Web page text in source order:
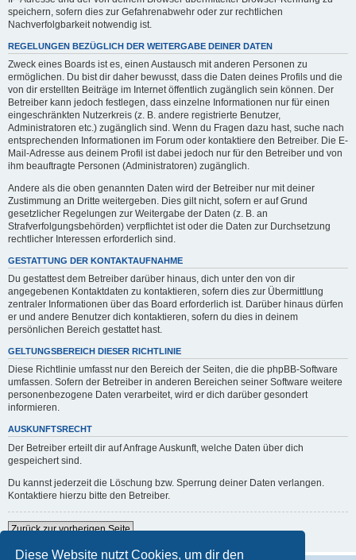
Diese Website nutzt Cookies, um dir den
speichern, sofern dies zur Gefahrenabwehr oder zur rechtlichen
Nachverfolgbarkeit notwendig ist.
REGELUNGEN BEZÜGLICH DER WEITERGABE DEINER DATEN
Zweck eines Boards ist es, einen Austausch mit anderen Personen zu
ermöglichen. Du bist dir daher bewusst, dass die Daten deines Profils und die
von dir erstellten Beiträge im Internet öffentlich zugänglich sein können. Der
Betreiber kann jedoch festlegen, dass einzelne Informationen nur für einen
eingeschränkten Nutzerkreis (z. B. andere registrierte Benutzer,
Administratoren etc.) zugänglich sind. Wenn du Fragen dazu hast, suche nach
entsprechenden Informationen im Forum oder kontaktiere den Betreiber. Die E-
Mail-Adresse aus deinem Profil ist dabei jedoch nur für den Betreiber und von
ihm beauftragte Personen (Administratoren) zugänglich.
Andere als die oben genannten Daten wird der Betreiber nur mit deiner
Zustimmung an Dritte weitergeben. Dies gilt nicht, sofern er auf Grund
gesetzlicher Regelungen zur Weitergabe der Daten (z. B. an
Strafverfolgungsbehörden) verpflichtet ist oder die Daten zur Durchsetzung
rechtlicher Interessen erforderlich sind.
GESTATTUNG DER KONTAKTAUFNAHME
Du gestattest dem Betreiber darüber hinaus, dich unter den von dir
angegebenen Kontaktdaten zu kontaktieren, sofern dies zur Übermittlung
zentraler Informationen über das Board erforderlich ist. Darüber hinaus dürfen
er und andere Benutzer dich kontaktieren, sofern du dies in deinem
persönlichen Bereich gestattet hast.
GELTUNGSBEREICH DIESER RICHTLINIE
Diese Richtlinie umfasst nur den Bereich der Seiten, die die phpBB-Software
umfassen. Sofern der Betreiber in anderen Bereichen seiner Software weitere
personenbezogene Daten verarbeitet, wird er dich darüber gesondert
informieren.
AUSKUNFTSRECHT
Der Betreiber erteilt dir auf Anfrage Auskunft, welche Daten über dich
gespeichert sind.
Du kannst jederzeit die Löschung bzw. Sperrung deiner Daten verlangen.
Kontaktiere hierzu bitte den Betreiber.
Zurück zur vorherigen Seite